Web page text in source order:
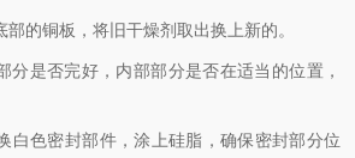
铜板，将旧干燥剂取出换上新的。
是否完好，内部部分是否在适当的位置，
色密封部件，涂上硅脂，确保密封部分位